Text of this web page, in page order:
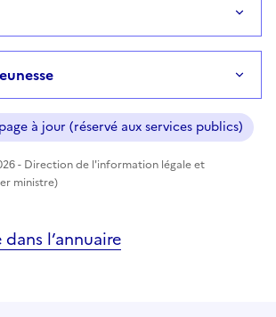
à jour (réservé aux services publics)
- Direction de l'information légale et
ministre)
dans l’annuaire